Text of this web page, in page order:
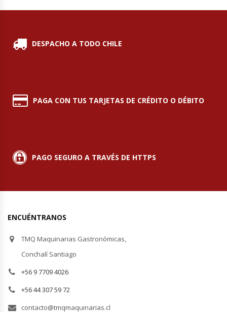
Mesones Refrigerados
Módulos De Acero Inoxidable
Molinillos Para Café
Ollas Arroceras
Ovilladoras – Divisoras De Masa
Peladora De Papas
DESPACHO A TODO CHILE
PAGA CON TUS TARJETAS DE CRÉDITO O DÉBITO
PAGO SEGURO A TRAVÉS DE HTTPS
ENCUÉNTRANOS
TMQ Maquinarias Gastronómicas,
Conchalí Santiago
+56 9 7709 4026
+56 44 307 59 72
contacto@tmqmaquinarias.cl